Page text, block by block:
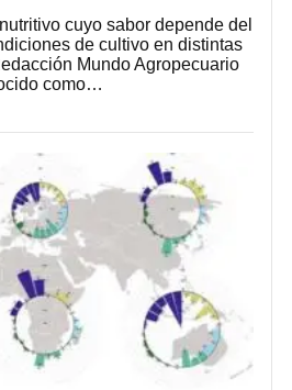
cuyo sabor depende del
de cultivo en distintas
Mundo Agropecuario
como…